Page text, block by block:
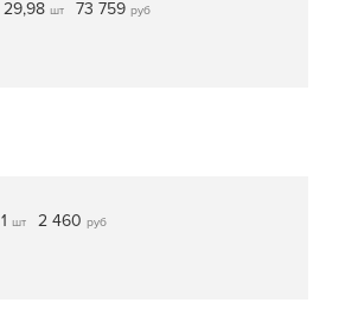
29,98 шт 73 759 руб
1 шт 2 460 руб